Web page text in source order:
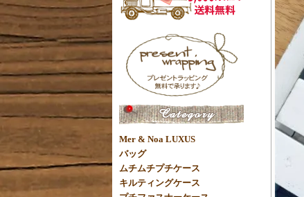
Mer & Noa LUXUS
バッグ
ムチムチプチケース
キルティングケース